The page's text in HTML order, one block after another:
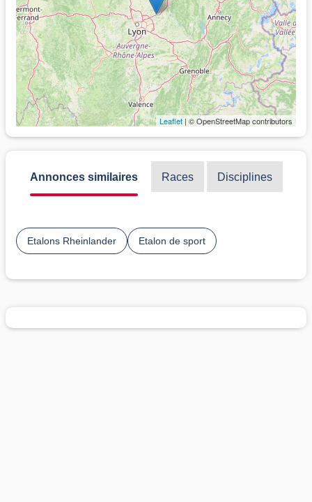
Leaflet | © OpenStreetMap contributors
Annonces similaires Races Disciplines
Etalons Rheinlander Etalon de sport